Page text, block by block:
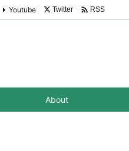
About
Youtube Twitter  RSS